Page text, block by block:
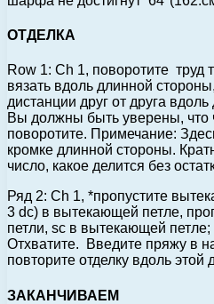
ОТДЕЛКА
Row 1: Ch 1, поворотите труд
вязать вдоль длинной
дистанции друг от друга
Вы должны быть уверены, что
поворотите. Примечание:
кромке длинной стороны.
число, какое делится без
Ряд 2: Ch 1, *пропустите
3 dc) в вытекающей петле,
петли, sc в вытекающей петле;
Отхватите. Введите пряжу в
повторите отделку вдоль этой
ЗАКАНЧИВАЕМ